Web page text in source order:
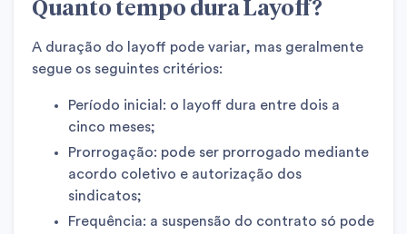
Quanto tempo dura Layoff?
A duração do layoff pode variar, mas geralmente
segue os seguintes critérios:
Período inicial: o layoff dura entre dois a
cinco meses;
Prorrogação: pode ser prorrogado mediante
acordo coletivo e autorização dos
sindicatos;
Frequência: a suspensão do contrato só pode